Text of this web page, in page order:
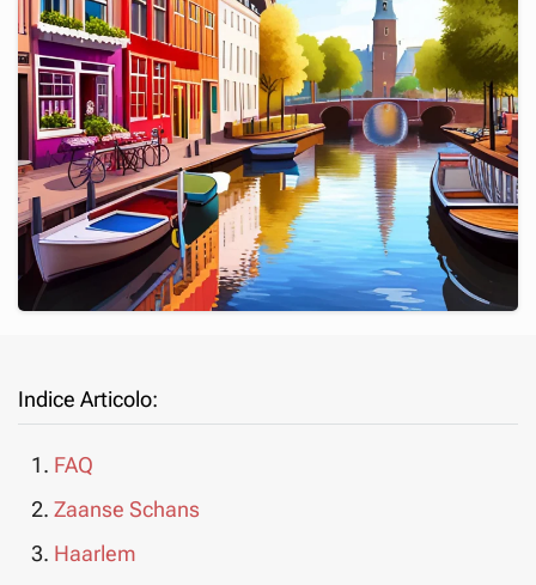
Indice Articolo:
FAQ
Zaanse Schans
Haarlem